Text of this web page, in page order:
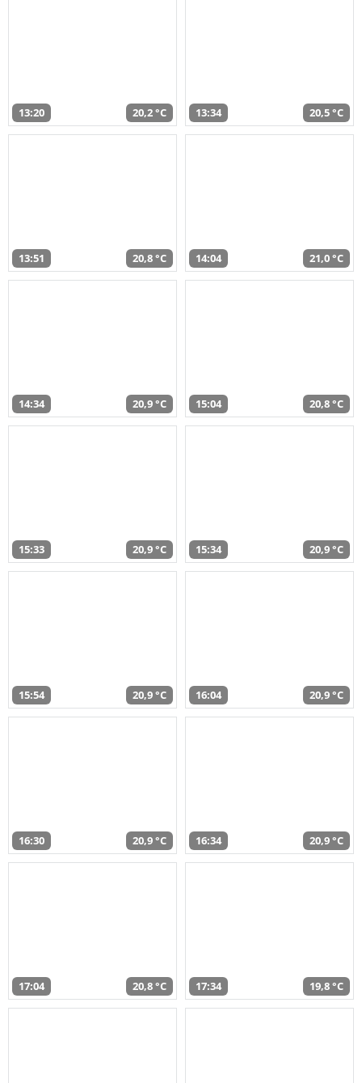
13:20 20,2 °C 13:34 20,5 °C
13:51 20,8 °C 14:04 21,0 °C
14:34 20,9 °C 15:04 20,8 °C
15:33 20,9 °C 15:34 20,9 °C
15:54 20,9 °C 16:04 20,9 °C
16:30 20,9 °C 16:34 20,9 °C
17:04 20,8 °C 17:34 19,8 °C